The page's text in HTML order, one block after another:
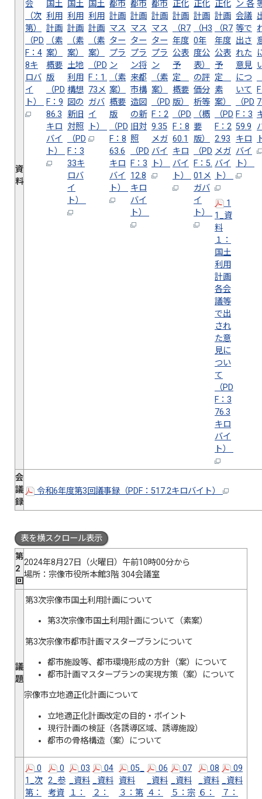
資
料
会
（次
第）
（PD
F：4
8キ
ロバ
イ
ト）
国土
利用
計画
（素
案）
概要
版
（PD
F：9
86.3
キロ
バイ
ト）
国土
利用
計画
（素
案）
土地
利用
構想
図の
新旧
対照
（PD
F：3
33キ
ロバ
イ
ト）
国土
利用
計画
（素
案）
（PD
F：1.
73メ
ガバ
イ
ト）
都市
計画
マス
ター
プラ
ン
（素
案）
概要
版
（PD
F：8
63.6
キロ
バイ
ト）
都市
計画
マス
ター
プラ
ン将
来都
市構
造図
の新
旧対
照
（PD
F：3
12.8
キロ
バイ
ト）
都市
計画
マス
ター
プラ
ン
（素
案）
（PD
F：2
9.35
メガ
バイ
ト）
正化
計画
（R7
年度
公表
予
定
概要
版）
（PD
F：8
60.1
キロ
バイ
ト）
正化
計画
（H3
0年
度公
表）
の評
価分
析等
（概
要
版）
（PD
F：5.
01メ
ガバ
イ
ト）
正化
計画
（R7
年度
公表
予
定
素
案）
（PD
F：2
2.93
メガ
バイ
ト）
1
1_資
料
１：
国土
利用
計画
各会
議等
で出
され
た意
見に
つい
て
（PD
F：3
76.3
キロ
バイ
ト）
ン 各
会議
等で
出さ
れた
意見
につ
いて
（PD
F：3
59.9
キロ
バイ
ト）
会
議
録
令和6年度第3回議事録（PDF：517.2キロバイト）
表を横スクロール表示
第
2
回
2024年8月27日（火曜日）午前10時00分から
場所：宗像市役所本館3階 304会議室
議
題
第3次宗像市国土利用計画について
第3次宗像市国土利用計画について（素案）
第3次宗像市都市計画マスタープランについて
都市施設等、都市環境形成の方針（案）について
都市計画マスタープランの実現方策（案）について
宗像市立地適正化計画について
立地適正化計画改定の目的・ポイント
現行計画の検証（各誘導区域、誘導施設）
都市の骨格構造（案）について
0
1_次
第：
0
2_参
考資
03
_資料
１：
04
_資料
２：
05_
資料
３：第
06
_資料
４：
07
_資料
５：宗
08
_資料
６：
09
_資料
７：